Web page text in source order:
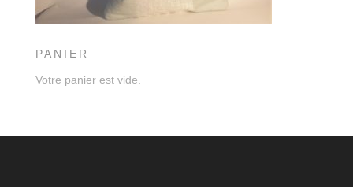
PANIER
Votre panier est vide.